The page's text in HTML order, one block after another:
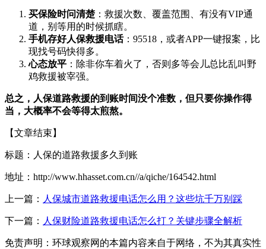
买保险时问清楚：救援次数、覆盖范围、有没有VIP通
道，别等用的时候抓瞎。
手机存好人保救援电话：95518，或者APP一键报案，比
现找号码快得多。
心态放平 ：除非你车着火了，否则多等会儿总比乱叫野
鸡救援被宰强。
总之，人保道路救援的到账时间没个准数，但只要你操作得
当，大概率不会等得太煎熬。
【文章结束】
标题：人保的道路救援多久到账
地址：http://www.hhasset.com.cn//a/qiche/164542.html
上一篇： 人保城市道路救援电话怎么用？这些坑千万别踩
下一篇： 人保财险道路救援电话怎么打？关键步骤全解析
免责声明：环球观察网的本篇内容来自于网络，不为其真实性